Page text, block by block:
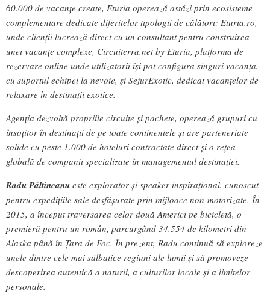
60.000 de vacanțe create, Eturia operează astăzi prin ecosisteme
complementare dedicate diferitelor tipologii de călători: Eturia.ro,
unde clienții lucrează direct cu un consultant pentru construirea
unei vacanțe complexe, Circuiterra.net by Eturia, platforma de
rezervare online unde utilizatorii își pot configura singuri vacanța,
cu suportul echipei la nevoie, și SejurExotic, dedicat vacanțelor de
relaxare în destinații exotice.
Agenția dezvoltă propriile circuite și pachete, operează grupuri cu
însoțitor în destinații de pe toate continentele și are parteneriate
solide cu peste 1.000 de hoteluri contractate direct și o rețea
globală de companii specializate în managementul destinației.
Radu Păltineanu este explorator și speaker inspirațional, cunoscut
pentru expedițiile sale desfășurate prin mijloace non-motorizate. În
2015, a început traversarea celor două Americi pe bicicletă, o
premieră pentru un român, parcurgând 34.554 de kilometri din
Alaska până în Țara de Foc. În prezent, Radu continuă să exploreze
unele dintre cele mai sălbatice regiuni ale lumii și să promoveze
descoperirea autentică a naturii, a culturilor locale și a limitelor
personale.